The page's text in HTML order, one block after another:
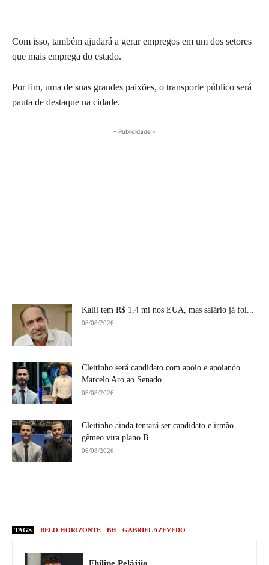
Com isso, também ajudará a gerar empregos em um dos setores
que mais emprega do estado.
Por fim, uma de suas grandes paixões, o transporte público será
pauta de destaque na cidade.
- Publicidade -
Kalil tem R$ 1,4 mi nos EUA, mas salário já foi...
08/08/2026
Cleitinho será candidato com apoio e apoiando
Marcelo Aro ao Senado
08/08/2026
Cleitinho ainda tentará ser candidato e irmão
gêmeo vira plano B
06/08/2026
TAGS BELO HORIZONTE BH GABRIEL AZEVEDO